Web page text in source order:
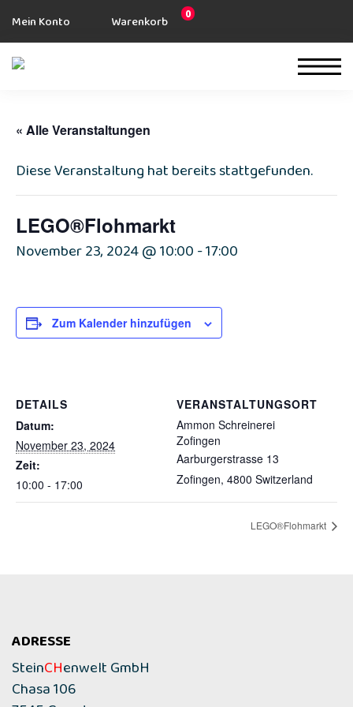
Mein Konto Warenkorb 0
« Alle Veranstaltungen
Diese Veranstaltung hat bereits stattgefunden.
LEGO®Flohmarkt
November 23, 2024 @ 10:00-17:00
Zum Kalender hinzufügen
DETAILS
Datum:
November 23, 2024
Zeit:
10:00 - 17:00
VERANSTALTUNGSORT
Ammon Schreinerei
Zofingen
Aarburgerstrasse 13
Zofingen, 4800 Switzerland
LEGO®Flohmarkt
ADRESSE
SteinCHenwelt GmbH
Chasa 106